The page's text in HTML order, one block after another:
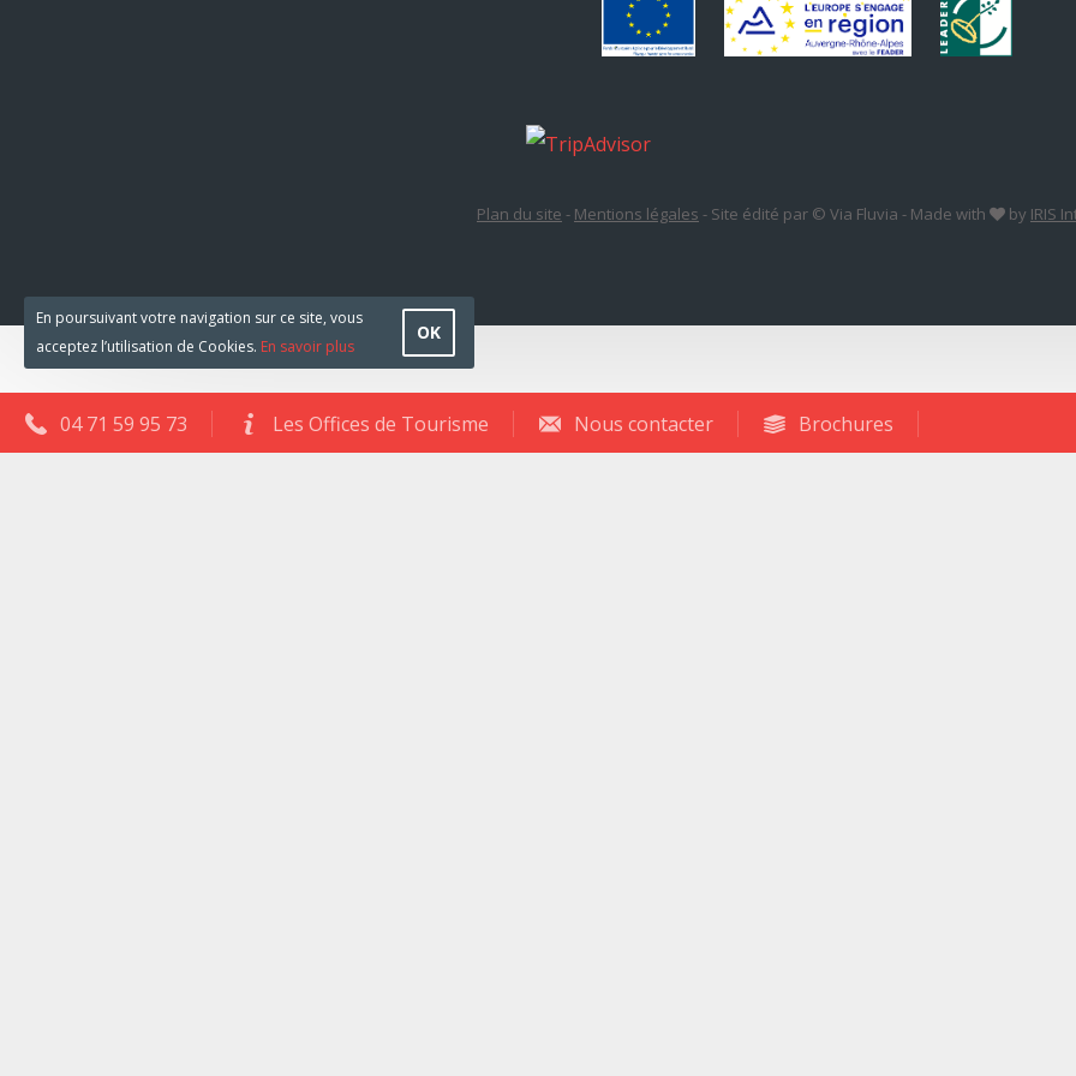
Plan du site - Mentions légales - Site édité par © Via Fluvia - Made with by IRIS
04 71 59 95 73 Les Offices de Tourisme Nous contacter Brochures
En poursuivant votre navigation sur ce site, vous
acceptez l’utilisation de Cookies. En savoir plus
OK